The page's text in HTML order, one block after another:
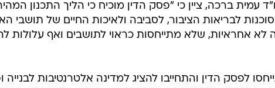
עמית ברכה, ציין כי "פסק הדין מוכיח כי הליך התכנון
לבריאות הציבור, לסביבה ולאיכות החיים של תושבי
לא אחראיות, שלא מתייחסות כראוי לתושבים ואף עלולות
לפסק הדין והתחייבו להציג למדינה אלטרנטיבות לבנייה